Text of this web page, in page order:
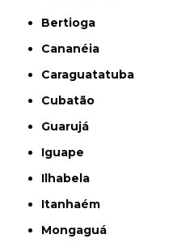
Bertioga
Cananéia
Caraguatatuba
Cubatão
Guarujá
Iguape
Ilhabela
Itanhaém
Mongaguá